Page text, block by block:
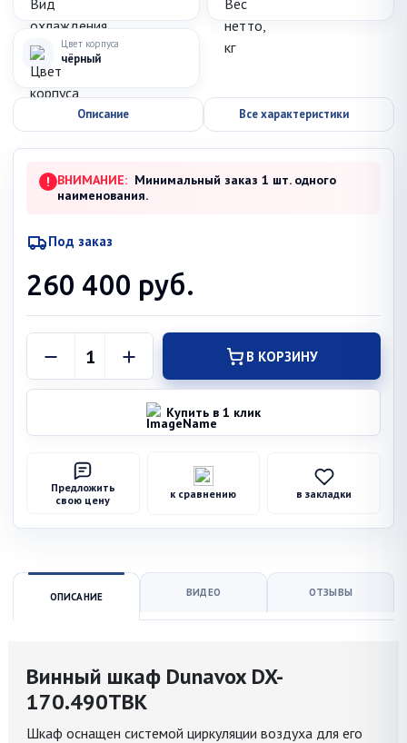
Цвет корпуса
чёрный
Описание Все характеристики
! ВНИМАНИЕ: Минимальный заказ 1 шт. одного
наименования.
Под заказ
260 400 руб.
В КОРЗИНУ
Купить в 1 клик
Предложить
свою цену
к сравнению в закладки
ОПИСАНИЕ ВИДЕО ОТЗЫВЫ
Винный шкаф Dunavox DX-
170.490TBK
Шкаф оснащен системой циркуляции воздуха для его